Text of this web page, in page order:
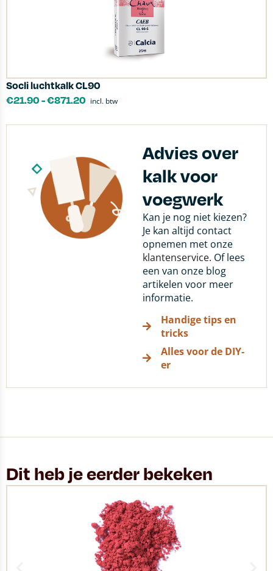
Socli luchtkalk CL90
€21.90-€871.20 incl. btw
Advies over
kalk voor
voegwerk
Kan je nog niet kiezen?
Je kan altijd contact
opnemen met onze
klantenservice. Of lees
een van onze blog
artikelen voor meer
informatie.
Handige tips en
tricks
Alles voor de DIY-
er
Dit heb je eerder bekeken